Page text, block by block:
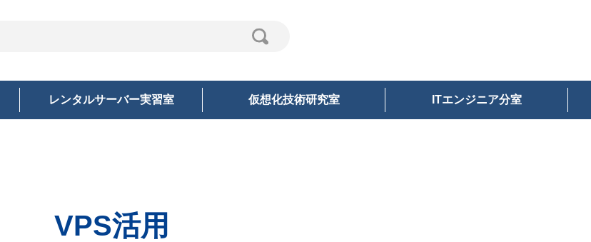
レンタルサーバー実習室 仮想化技術研究室 ITエンジニア分室
VPS活用